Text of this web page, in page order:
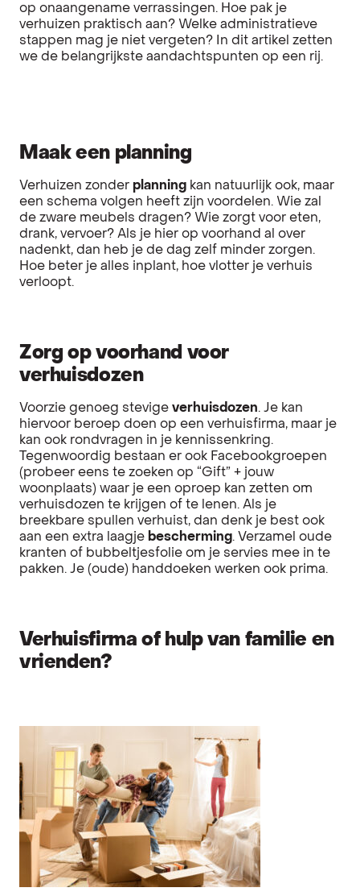
op onaangename verrassingen. Hoe pak je
verhuizen praktisch aan? Welke administratieve
stappen mag je niet vergeten? In dit artikel zetten
we de belangrijkste aandachtspunten op een rij.
Maak een planning
Verhuizen zonder planning kan natuurlijk ook, maar
een schema volgen heeft zijn voordelen. Wie zal
de zware meubels dragen? Wie zorgt voor eten,
drank, vervoer? Als je hier op voorhand al over
nadenkt, dan heb je de dag zelf minder zorgen.
Hoe beter je alles inplant, hoe vlotter je verhuis
verloopt.
Zorg op voorhand voor
verhuisdozen
Voorzie genoeg stevige verhuisdozen. Je kan
hiervoor beroep doen op een verhuisfirma, maar je
kan ook rondvragen in je kennissenkring.
Tegenwoordig bestaan er ook Facebookgroepen
(probeer eens te zoeken op “Gift” + jouw
woonplaats) waar je een oproep kan zetten om
verhuisdozen te krijgen of te lenen. Als je
breekbare spullen verhuist, dan denk je best ook
aan een extra laagje bescherming. Verzamel oude
kranten of bubbeltjesfolie om je servies mee in te
pakken. Je (oude) handdoeken werken ook prima.
Verhuisfirma of hulp van familie en
vrienden?